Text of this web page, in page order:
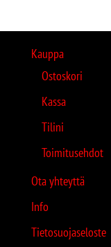
Kauppa
Ostoskori
Kassa
Tilini
Toimitusehdot
Ota yhteyttä
Info
Tietosuojaseloste